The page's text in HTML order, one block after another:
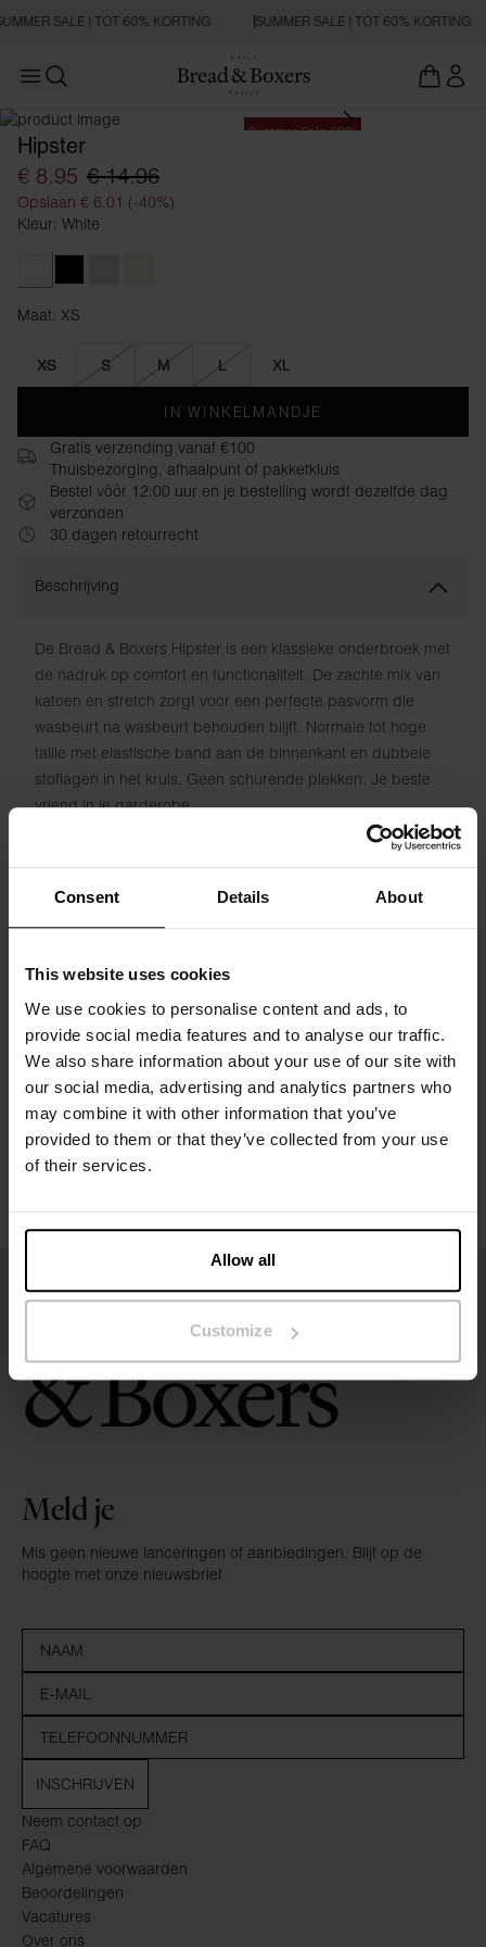
Consent Details About
This website uses cookies
We use cookies to personalise content and ads, to
provide social media features and to analyse our traffic.
We also share information about your use of our site with
our social media, advertising and analytics partners who
may combine it with other information that you’ve
provided to them or that they’ve collected from your use
of their services.
Allow all
Customize
SALE | TOT 60% KORTING SUMMER SALE | TOT 60% KORTING
Open main menu
Summer Sale 60%
Hipster
€ 8.95 € 14.96
Opslaan € 6.01 (-40%)
Kleur: White
Maat: XS
XS S M L XL
IN WINKELMANDJE
Gratis verzending vanaf €100
Thuisbezorging, afhaalpunt of pakketkluis
Bestel vóór 12:00 uur en je bestelling wordt dezelfde dag
verzonden
30 dagen retourrecht
Beschrijving
De Bread & Boxers Hipster is een klassieke onderbroek met
de nadruk op comfort en functionaliteit. De zachte mix van
katoen en stretch zorgt voor een perfecte pasvorm die
wasbeurt na wasbeurt behouden blijft. Normale tot hoge
taille met elastische band aan de binnenkant en dubbele
stoflagen in het kruis. Geen schurende plekken. Je beste
vriend in je garderobe.
Het model op de foto is 173 cm lang en draagt ​​maat S.
Maatgids
Wasvoorschriften
Neem contact op
FAQ
Algemene voorwaarden
Beoordelingen
Vacatures
Over ons
Meld je
Mis geen nieuwe lanceringen of aanbiedingen. Blijf op de
hoogte met onze nieuwsbrief
INSCHRIJVEN